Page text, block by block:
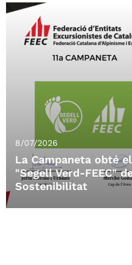
8/07/2026
La Campaneta obté el
"Segell Verd-FEEC"
Sostenibilitat